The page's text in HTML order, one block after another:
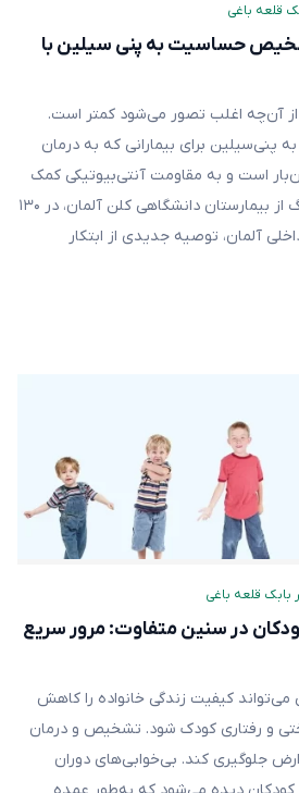
قلعه‌ باغی
حساسیت به پنی سیلین با
آن‌چه اغلب تصور می‌شود کمتر است.
برای بیمارانی که به درمان
است و به مقاومت آنتی‌بیوتیکی کمک
‌می‌کند. پروفسور نورما یونگ از بیمارستان دانشگاهی کلن آلمان، در ۱۳۰
آلمان، توصیه جدیدی از ابتکار
بابک قلعه‌ باغی
در سنین متفاوت: مرور سریع
می‌تواند کیفیت زندگی خانواده را کاهش
و رفتاری کودک شود. تشخیص و درمان
جلوگیری کند. بی‌خوابی‌های دوران